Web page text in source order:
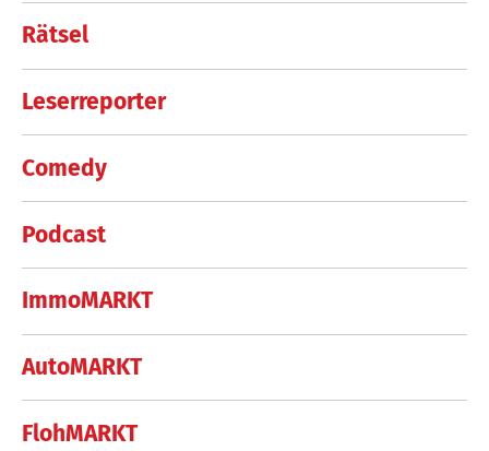
Rätsel
Leserreporter
Comedy
Podcast
ImmoMARKT
AutoMARKT
FlohMARKT